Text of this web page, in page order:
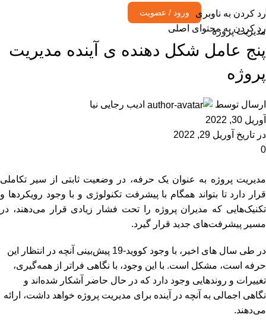
رد کردن به ناوبری
رد کردن به محتوای اصلی
ورود / عضویت
مدیریت پروژه
پنج عامل شکل دهنده ی آینده مدیریت
پروژه
ارسال توسط
ادیب رجایی نیا
آوریل 30, 2022
در تاریخ آوریل 29, 2022
0
مدیریت پروژه به عنوان یک حرفه، در وضعیت ثابتی از سیر تکاملی
قرار دارد تا بتواند همگام با پیشرفت تکنولوژی و با وجود رویکردها و
تکنیک‌هایی که مدیران پروژه را تحت فشار زیادی قرار می‌دهند، در
مسیر پیشرفت‌های جدید قرار گیرد.
در طی سال های اخیر، با وجود کووید-19 پیش‌بینی آنچه در انتظار این
حرفه است، مشکل است. با این وجود، با نگاهی فراتر از همه‌گیری،
تغییرات و روندهایی وجود دارد که در حال حاضر آشکار شده‌اند و
نگاهی اجمالی به آنچه در آینده برای مدیریت پروژه خواهد داشت، ارائه
می‌دهند.